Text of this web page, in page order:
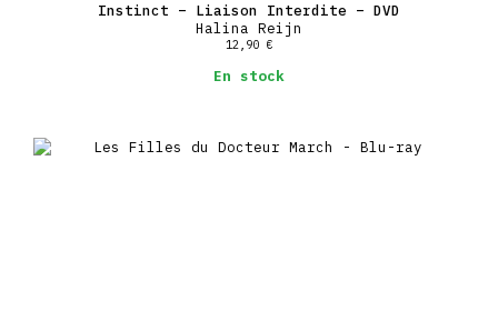
Instinct – Liaison Interdite – DVD
Halina Reijn
12,90 €
En stock